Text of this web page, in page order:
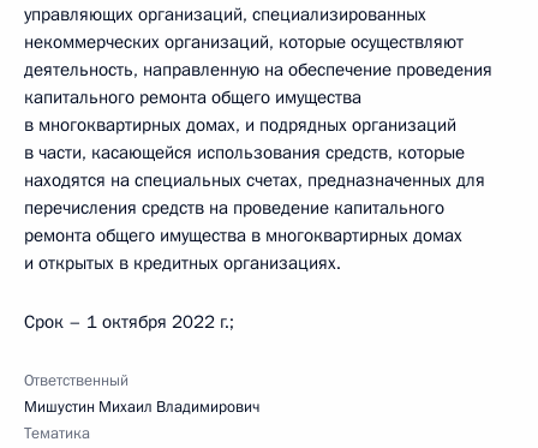
управляющих организаций, специализированных
некоммерческих организаций, которые осуществляют
деятельность, направленную на обеспечение проведения
капитального ремонта общего имущества
в многоквартирных домах, и подрядных организаций
в части, касающейся использования средств, которые
находятся на специальных счетах, предназначенных для
перечисления средств на проведение капитального
ремонта общего имущества в многоквартирных домах
и открытых в кредитных организациях.
Срок – 1 октября 2022 г.;
Ответственный
Мишустин Михаил Владимирович
Тематика